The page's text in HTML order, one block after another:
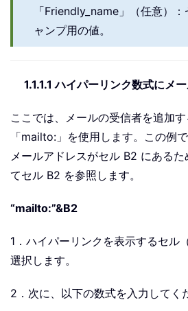
「Friendly_name」（任意）
ャンプ用の値。
1.1.1.1 ハイパーリンク数式にメ
ここでは、メールの受信者を追加
「mailto:」を使用します。この例
メールアドレスがセル B2 にある
てセル B2 を参照します。
“mailto:”&B2
1．ハイパーリンクを表示するセル
選択します。
2．次に、以下の数式を入力してく